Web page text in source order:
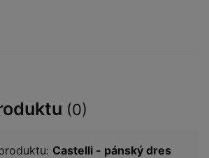
(0)
Castelli - pánský dres